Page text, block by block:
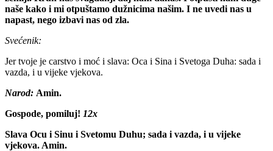
naše kako i mi otpuštamo dužnicima našim. I ne uvedi nas u
napast, nego izbavi nas od zla.
Svećenik:
Jer tvoje je carstvo i moć i slava: Oca i Sina i Svetoga Duha: sada i
vazda, i u vijeke vjekova.
Narod: Amin.
Gospode, pomiluj! 12x
Slava Ocu i Sinu i Svetomu Duhu; sada i vazda, i u vijeke
vjekova. Amin.